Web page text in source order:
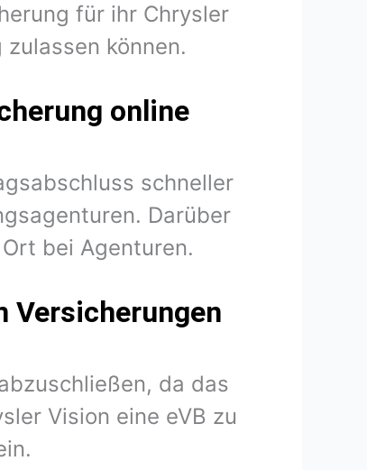
für ihr Chrysler
können.
online
schneller
Darüber
bei Agenturen.
Versicherungen
da das
Vision eine eVB zu